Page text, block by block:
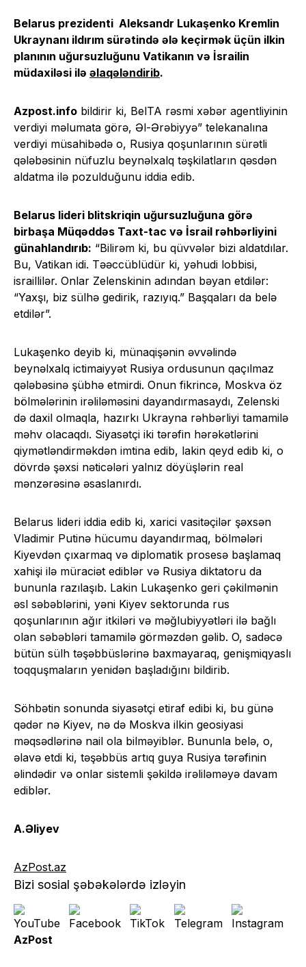
Belarus prezidenti Aleksandr Lukaşenko Kremlin
Ukraynanı ildırım sürətində ələ keçirmək üçün ilkin
planının uğursuzluğunu Vatikanın və İsrailin
müdaxiləsi ilə əlaqələndirib.
Azpost.info bildirir ki, BelTA rəsmi xəbər agentliyinin
verdiyi məlumata görə, Əl-Ərəbiyyə” telekanalına
verdiyi müsahibədə o, Rusiya qoşunlarının sürətli
qələbəsinin nüfuzlu beynəlxalq təşkilatların qəsdən
aldatma ilə pozulduğunu iddia edib.
Belarus lideri blitskriqin uğursuzluğuna görə
birbaşa Müqəddəs Taxt-tac və İsrail rəhbərliyini
günahlandırıb: “Bilirəm ki, bu qüvvələr bizi aldatdılar.
Bu, Vatikan idi. Təəccüblüdür ki, yəhudi lobbisi,
israillilər. Onlar Zelenskinin adından bəyan etdilər:
“Yaxşı, biz sülhə gedirik, razıyıq.” Başqaları da belə
etdilər”.
Lukaşenko deyib ki, münaqişənin əvvəlində
beynəlxalq ictimaiyyət Rusiya ordusunun qaçılmaz
qələbəsinə şübhə etmirdi. Onun fikrincə, Moskva öz
bölmələrinin irəliləməsini dayandırmasaydı, Zelenski
də daxil olmaqla, hazırkı Ukrayna rəhbərliyi tamamilə
məhv olacaqdı. Siyasətçi iki tərəfin hərəkətlərini
qiymətləndirməkdən imtina edib, lakin qeyd edib ki, o
dövrdə şəxsi nəticələri yalnız döyüşlərin real
mənzərəsinə əsaslanırdı.
Belarus lideri iddia edib ki, xarici vasitəçilər şəxsən
Vladimir Putinə hücumu dayandırmaq, bölmələri
Kiyevdən çıxarmaq və diplomatik prosesə başlamaq
xahişi ilə müraciət ediblər və Rusiya diktatoru da
bununla razılaşıb. Lakin Lukaşenko geri çəkilmənin
əsl səbəblərini, yəni Kiyev sektorunda rus
qoşunlarının ağır itkiləri və məğlubiyyətləri ilə bağlı
olan səbəbləri tamamilə görməzdən gəlib. O, sadəcə
bütün sülh təşəbbüslərinə baxmayaraq, genişmiqyaslı
toqquşmaların yenidən başladığını bildirib.
Söhbətin sonunda siyasətçi etiraf edibi ki, bu günə
qədər nə Kiyev, nə də Moskva ilkin geosiyasi
məqsədlərinə nail ola bilməyiblər. Bununla belə, o,
əlavə etdi ki, təşəbbüs artıq guya Rusiya tərəfinin
əlindədir və onlar sistemli şəkildə irəliləməyə davam
ediblər.
A.Əliyev
AzPost.az
Bizi sosial şəbəkələrdə izləyin
AzPost